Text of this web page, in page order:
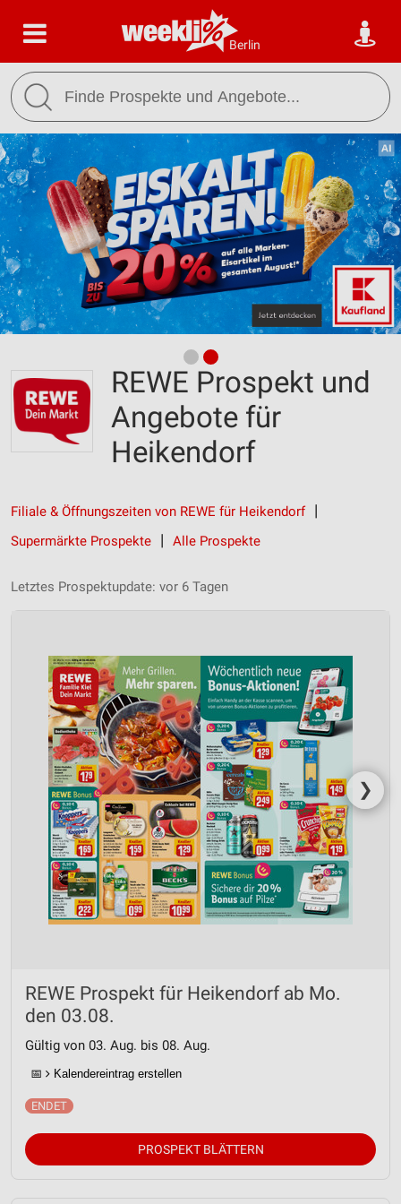
Berlin
REWE Prospekt und
Angebote für
Heikendorf
Filiale & Öffnungszeiten von REWE für Heikendorf
Supermärkte Prospekte
Alle Prospekte
Letztes Prospektupdate: vor 6 Tagen
❯
REWE Prospekt für Heikendorf ab Mo.
den 03.08.
Gültig von 03. Aug. bis 08. Aug.
📅 Kalendereintrag erstellen
PROSPEKT BLÄTTERN